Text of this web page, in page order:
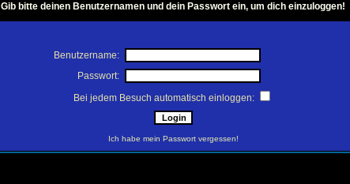
Gib bitte deinen Benutzernamen und dein Passwort ein, um dich einzuloggen!
Benutzername:
Passwort:
Bei jedem Besuch automatisch einloggen:
Ich habe mein Passwort vergessen!